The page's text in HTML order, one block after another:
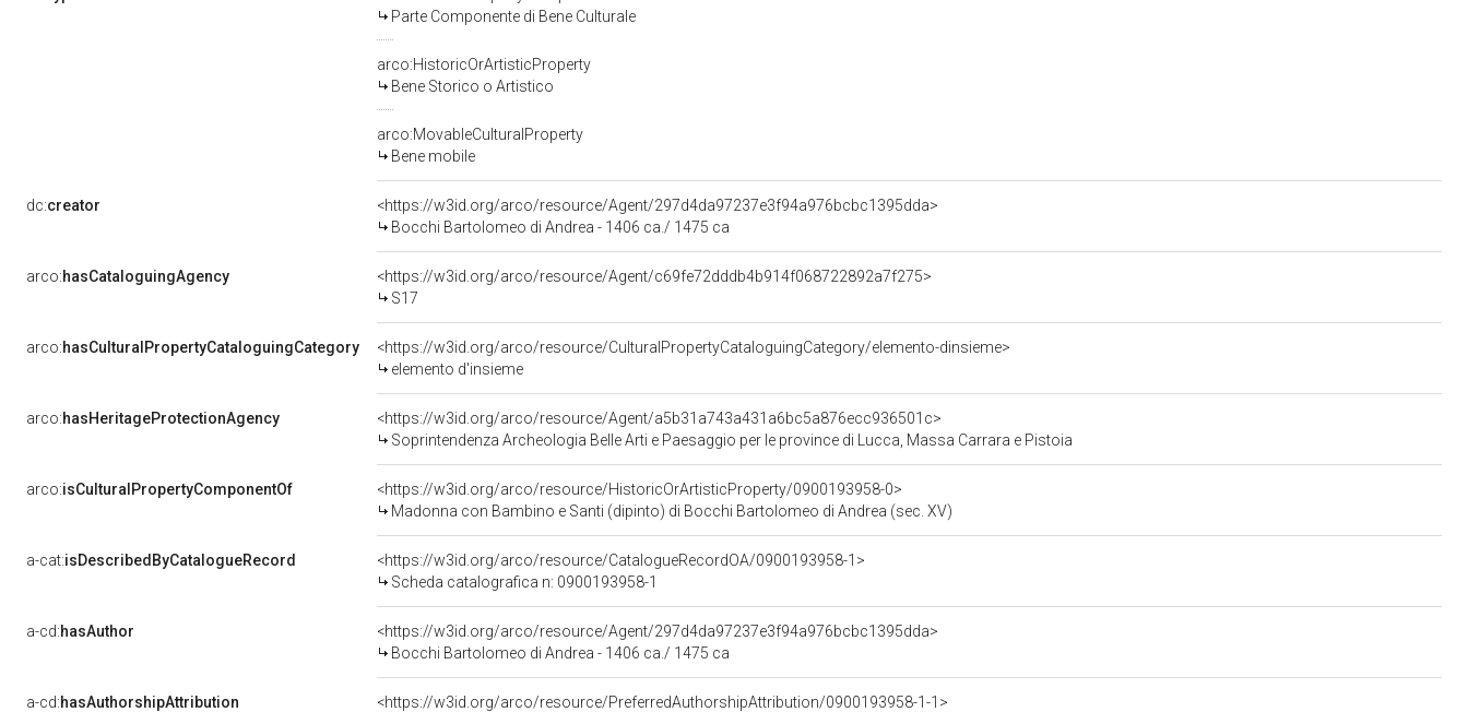
Parte Componente di Bene Culturale
arco:HistoricOrArtisticProperty
Bene Storico o Artistico
arco:MovableCulturalProperty
Bene mobile
dc:creator
<https://w3id.org/arco/resource/Agent/297d4da97237e3f94a976bcbc1395dda>
Bocchi Bartolomeo di Andrea - 1406 ca./ 1475 ca
arco:hasCataloguingAgency
<https://w3id.org/arco/resource/Agent/c69fe72dddb4b914f068722892a7f275>
S17
arco:hasCulturalPropertyCataloguingCategory
<https://w3id.org/arco/resource/CulturalPropertyCataloguingCategory/elemento-dinsieme>
elemento d'insieme
arco:hasHeritageProtectionAgency
<https://w3id.org/arco/resource/Agent/a5b31a743a431a6bc5a876ecc936501c>
Soprintendenza Archeologia Belle Arti e Paesaggio per le province di Lucca, Massa Carrara e Pistoia
arco:isCulturalPropertyComponentOf
<https://w3id.org/arco/resource/HistoricOrArtisticProperty/0900193958-0>
Madonna con Bambino e Santi (dipinto) di Bocchi Bartolomeo di Andrea (sec. XV)
a-cat:isDescribedByCatalogueRecord
<https://w3id.org/arco/resource/CatalogueRecordOA/0900193958-1>
Scheda catalografica n: 0900193958-1
a-cd:hasAuthor
<https://w3id.org/arco/resource/Agent/297d4da97237e3f94a976bcbc1395dda>
Bocchi Bartolomeo di Andrea - 1406 ca./ 1475 ca
a-cd:hasAuthorshipAttribution
<https://w3id.org/arco/resource/PreferredAuthorshipAttribution/0900193958-1-1>